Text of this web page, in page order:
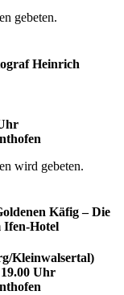
gebeten.
Heinrich
wird gebeten.
Käfig – Die
Ifen-Hotel
Kleinwalsertal)
Uhr